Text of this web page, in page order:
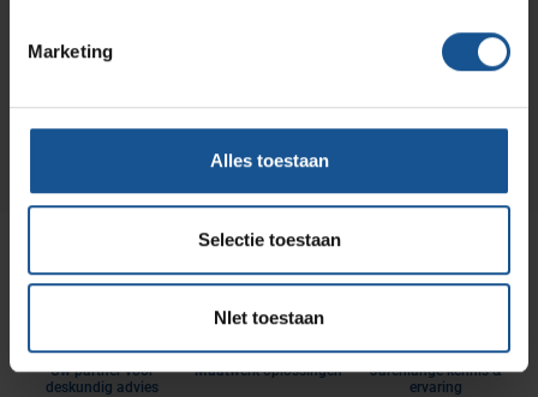
Marketing
Alles toestaan
Selectie toestaan
NIet toestaan
Systems.
Offerte aanvragen
Uw partner voor
deskundig advies
Maatwerk oplossingen
Jarenlange kennis &
ervaring